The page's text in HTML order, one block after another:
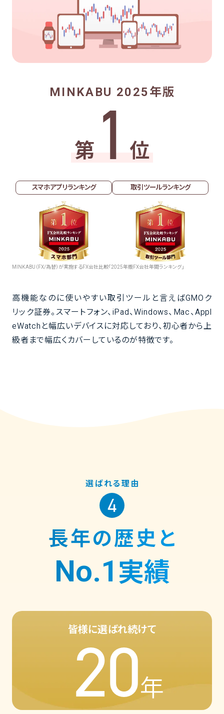
MINKABU 2025年版
第 1 位
スマホアプリランキング 取引ツールランキング
MINKABU（FX/為替）が実施するFX会社比較「2025年版FX会社年間ランキング」
高機能なのに使いやすい取引ツールと言えばGMOク
リック証券。スマートフォン、iPad、Windows、Mac、Appl
eWatchと幅広いデバイスに対応しており、初心者から上
級者まで幅広くカバーしているのが特徴です。
選ばれる理由
4
長年の歴史と
No.1 実績
皆様に選ばれ続けて
20年